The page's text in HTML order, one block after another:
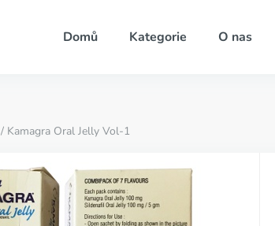
Domů Kategorie O nas
/ Kamagra Oral Jelly Vol-1